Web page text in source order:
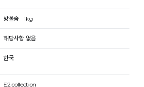
방울솜 - 1kg
해당사항 없음
한국
E2 collection